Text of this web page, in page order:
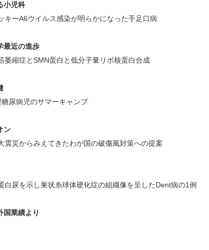
小児科
キーA6ウイルス感染が明らかになった手足口病
最近の進歩
萎縮症とSMN蛋白と低分子量リボ核蛋白合成
尿病児のサマーキャンプ
ン
震災からみえてきたわが国の破傷風対策への提案
白尿を示し巣状糸球体硬化症の組織像を呈したDent病の1例
国業績より